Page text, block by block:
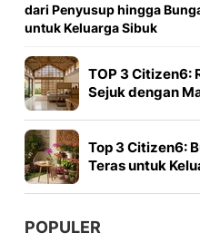
dari Penyusup hingga
untuk Keluarga Sibuk
TOP 3 Citizen6:
Sejuk dengan
Top 3 Citizen6:
Teras untuk
POPULER